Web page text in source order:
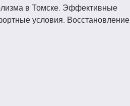
в Томске. Эффективные
условия. Восстановление